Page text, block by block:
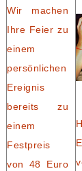
Wir machen
Ihre Feier zu
einem
persönlichen
Ereignis
bereits zu
einem
Festpreis
von 48 Euro